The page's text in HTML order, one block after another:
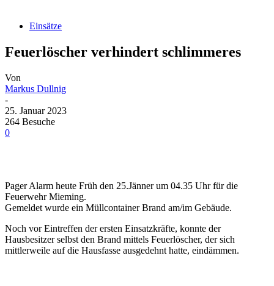
Einsätze
Feuerlöscher verhindert schlimmeres
Von
Markus Dullnig
-
25. Januar 2023
264 Besuche
0
Pager Alarm heute Früh den 25.Jänner um 04.35 Uhr für die
Feuerwehr Mieming.
Gemeldet wurde ein Müllcontainer Brand am/im Gebäude.
Noch vor Eintreffen der ersten Einsatzkräfte, konnte der
Hausbesitzer selbst den Brand mittels Feuerlöscher, der sich
mittlerweile auf die Hausfasse ausgedehnt hatte, eindämmen.